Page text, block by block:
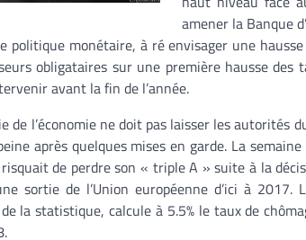
amener la Banque
politique monétaire, à ré envisager une
obligataires sur une première hausse
avant la fin de l’année.
de l’économie ne doit pas laisser les autorités
après quelques mises en garde. La
de perdre son « triple A » suite à la
sortie de l’Union européenne d’ici à
la statistique, calcule à 5.5% le taux de